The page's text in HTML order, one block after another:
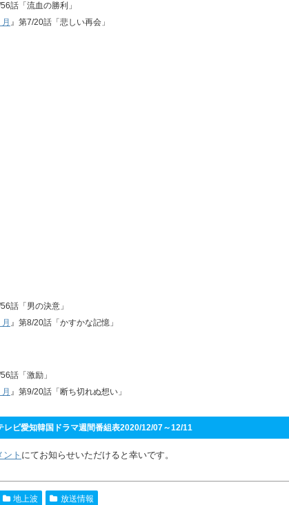
話「流血の勝利」
』第7/20話「悲しい再会」
話「男の決意」
』第8/20話「かすかな記憶」
話「激励」
』第9/20話「断ち切れぬ想い」
レビ愛知韓国ドラマ週間番組表2020/12/07～12/11
ント にてお知らせいただけると幸いです。
地上波 放送情報